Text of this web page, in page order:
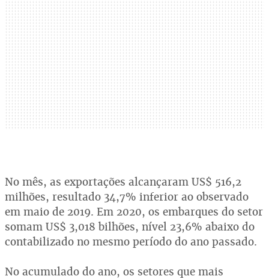
No mês, as exportações alcançaram US$ 516,2
milhões, resultado 34,7% inferior ao observado
em maio de 2019. Em 2020, os embarques do setor
somam US$ 3,018 bilhões, nível 23,6% abaixo do
contabilizado no mesmo período do ano passado.
No acumulado do ano, os setores que mais